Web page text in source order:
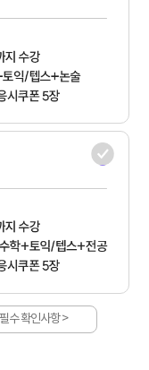
수 확인사항 >